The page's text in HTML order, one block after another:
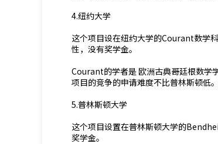
4.纽约大学
这个项目设在纽约大学的Courant数学
性，没有奖学金。
Courant的学者是 欧洲古典哥廷根数学
项目的竞争的申请难度不比普林斯顿低
5.普林斯顿大学
这个项目设置在普林斯顿大学的
奖学金。